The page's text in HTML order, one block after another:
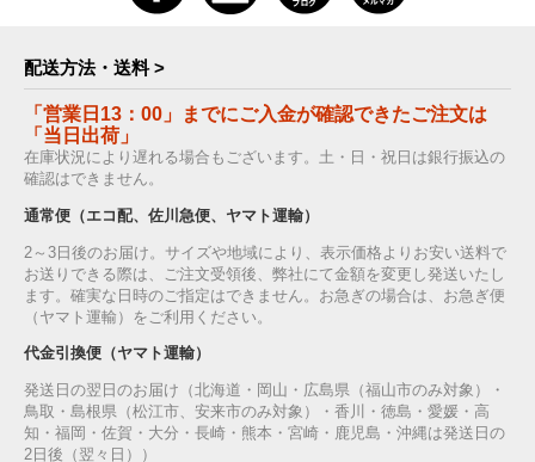
配送方法・送料 >
「営業日13：00」までにご入金が確認できたご注文は
「当日出荷」
在庫状況により遅れる場合もございます。土・日・祝日は銀行振込の
確認はできません。
通常便（エコ配、佐川急便、ヤマト運輸）
2～3日後のお届け。サイズや地域により、表示価格よりお安い送料で
お送りできる際は、ご注文受領後、弊社にて金額を変更し発送いたし
ます。確実な日時のご指定はできません。お急ぎの場合は、お急ぎ便
（ヤマト運輸）をご利用ください。
代金引換便（ヤマト運輸）
発送日の翌日のお届け（北海道・岡山・広島県（福山市のみ対象）・
鳥取・島根県（松江市、安来市のみ対象）・香川・徳島・愛媛・高
知・福岡・佐賀・大分・長崎・熊本・宮崎・鹿児島・沖縄は発送日の
2日後（翌々日））